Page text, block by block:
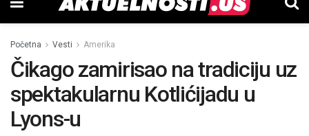
Početna Vesti Amerika
Čikago zamirisao na tradiciju uz
spektakularnu Kotlićijadu u
Lyons-u